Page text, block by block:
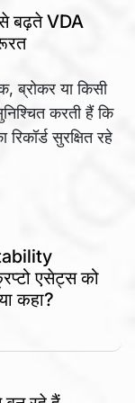
बढ़ते VDA
ब्रोकर या किसी
करती हैं कि
सुरक्षित रहे
एसेट्स को
कहा?